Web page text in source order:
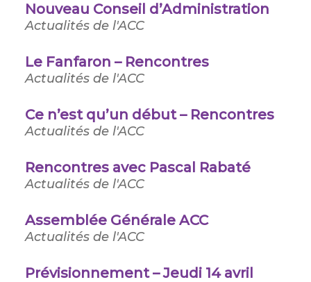
Nouveau Conseil d’Administration
Actualités de l'ACC
Le Fanfaron – Rencontres
Actualités de l'ACC
Ce n’est qu’un début – Rencontres
Actualités de l'ACC
Rencontres avec Pascal Rabaté
Actualités de l'ACC
Assemblée Générale ACC
Actualités de l'ACC
Prévisionnement – Jeudi 14 avril